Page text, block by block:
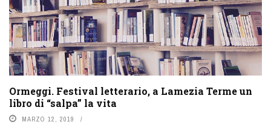
Ormeggi. Festival letterario, a Lamezia Terme un
libro di “salpa” la vita
MARZO 12, 2019